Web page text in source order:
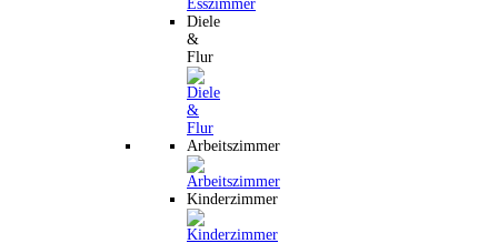
Diele
&
Flur
Arbeitszimmer
Kinderzimmer